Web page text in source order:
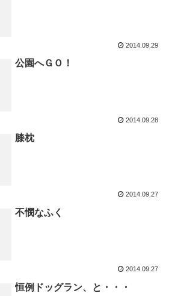
2014.09.29
公園へＧＯ！
2014.09.28
膝枕
2014.09.27
不憫なふく
2014.09.27
恒例ドッグラン、と・・・